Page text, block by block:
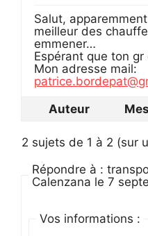
Salut,
meilleur des
emmener…
Espérant que ton
Mon adresse mail:
Auteur
2 sujets de 1 à 2 (sur
Répondre à :
Calenzana le 7
Vos informations :